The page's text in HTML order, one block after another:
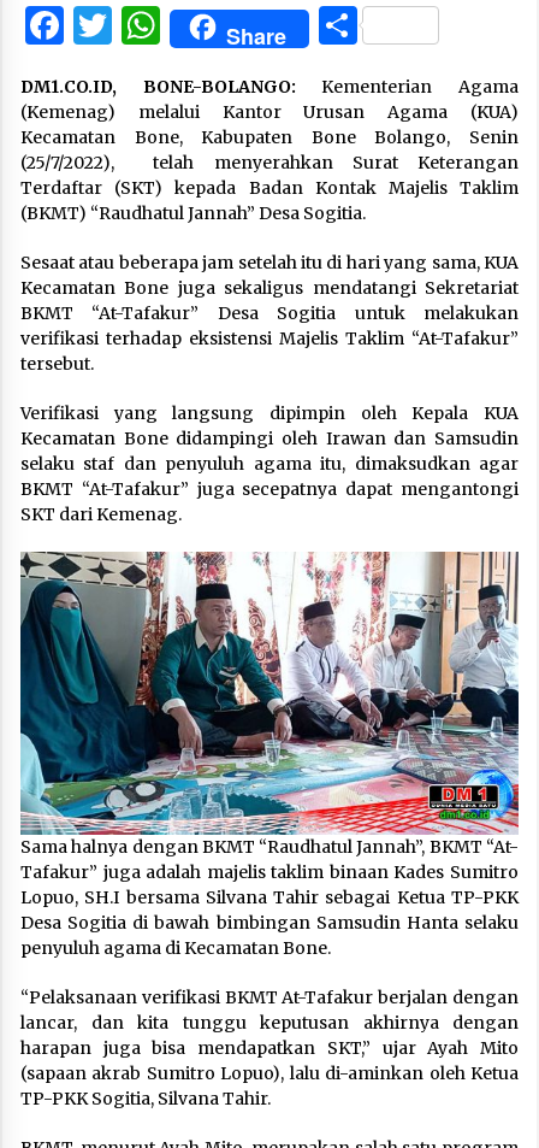
Facebook
Twitter
WhatsApp
Share Share
DM1.CO.ID, BONE-BOLANGO:Kementerian Agama
(Kemenag) melalui Kantor Urusan Agama (KUA)
Kecamatan Bone, Kabupaten Bone Bolango, Senin
(25/7/2022), telah menyerahkan Surat Keterangan
Terdaftar (SKT) kepada Badan Kontak Majelis Taklim
(BKMT) “Raudhatul Jannah” Desa Sogitia.
Sesaat atau beberapa jam setelah itu di hari yang sama, KUA
Kecamatan Bone juga sekaligus mendatangi Sekretariat
BKMT “At-Tafakur” Desa Sogitia untuk melakukan
verifikasi terhadap eksistensi Majelis Taklim “At-Tafakur”
tersebut.
Verifikasi yang langsung dipimpin oleh Kepala KUA
Kecamatan Bone didampingi oleh Irawan dan Samsudin
selaku staf dan penyuluh agama itu, dimaksudkan agar
BKMT “At-Tafakur” juga secepatnya dapat mengantongi
SKT dari Kemenag.
Sama halnya dengan BKMT “Raudhatul Jannah”, BKMT “At-
Tafakur” juga adalah majelis taklim binaan Kades Sumitro
Lopuo, SH.I bersama Silvana Tahir sebagai Ketua TP-PKK
Desa Sogitia di bawah bimbingan Samsudin Hanta selaku
penyuluh agama di Kecamatan Bone.
“Pelaksanaan verifikasi BKMT At-Tafakur berjalan dengan
lancar, dan kita tunggu keputusan akhirnya dengan
harapan juga bisa mendapatkan SKT,” ujar Ayah Mito
(sapaan akrab Sumitro Lopuo), lalu di-aminkan oleh Ketua
TP-PKK Sogitia, Silvana Tahir.